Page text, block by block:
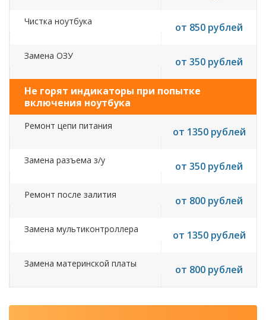
Чистка ноутбука от 850 рублей
Замена ОЗУ от 350 рублей
Не горят индикаторы при попытке
включения ноутбука
Ремонт цепи питания от 1350 рублей
Замена разъема з/у от 350 рублей
Ремонт после залития от 800 рублей
Замена мультиконтроллера от 1350 рублей
Замена материнской платы от 800 рублей